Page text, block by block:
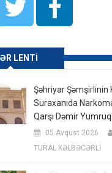
LENTI
Şəhriyar Şəmşirlinin
Suraxanıda
Qarşı Dəmir Yumruq
05 Avqust 2026
TURAL KƏLBƏCƏRLİ